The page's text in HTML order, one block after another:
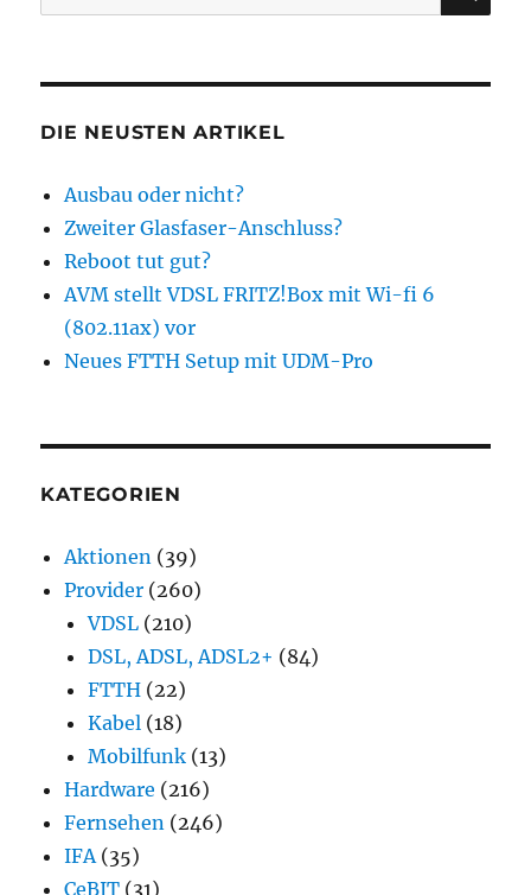
nach:
DIE NEUSTEN ARTIKEL
Ausbau oder nicht?
Zweiter Glasfaser-Anschluss?
Reboot tut gut?
AVM stellt VDSL FRITZ!Box mit Wi-fi 6
(802.11ax) vor
Neues FTTH Setup mit UDM-Pro
KATEGORIEN
Aktionen (39)
Provider (260)
VDSL (210)
DSL, ADSL, ADSL2+ (84)
FTTH (22)
Kabel (18)
Mobilfunk (13)
Hardware (216)
Fernsehen (246)
IFA (35)
CeBIT (31)